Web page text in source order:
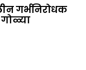
गर्भनिरोधक
गोळ्या